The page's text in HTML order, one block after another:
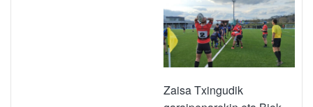
Zaisa Txingudik